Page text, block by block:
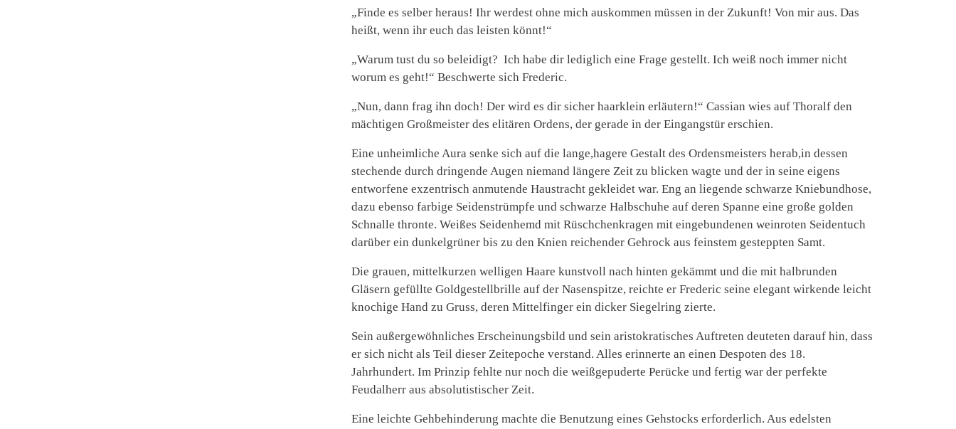
„Finde es selber heraus! Ihr werdest ohne mich auskommen müssen in der Zukunft! Von mir aus. Das
heißt, wenn ihr euch das leisten könnt!“
„Warum tust du so beleidigt? Ich habe dir lediglich eine Frage gestellt. Ich weiß noch immer nicht
worum es geht!“ Beschwerte sich Frederic.
„Nun, dann frag ihn doch! Der wird es dir sicher haarklein erläutern!“ Cassian wies auf Thoralf den
mächtigen Großmeister des elitären Ordens, der gerade in der Eingangstür erschien.
Eine unheimliche Aura senke sich auf die lange,hagere Gestalt des Ordensmeisters herab,in dessen
stechende durch dringende Augen niemand längere Zeit zu blicken wagte und der in seine eigens
entworfene exzentrisch anmutende Haustracht gekleidet war. Eng an liegende schwarze Kniebundhose,
dazu ebenso farbige Seidenstrümpfe und schwarze Halbschuhe auf deren Spanne eine große golden
Schnalle thronte. Weißes Seidenhemd mit Rüschchenkragen mit eingebundenen weinroten Seidentuch
darüber ein dunkelgrüner bis zu den Knien reichender Gehrock aus feinstem gesteppten Samt.
Die grauen, mittelkurzen welligen Haare kunstvoll nach hinten gekämmt und die mit halbrunden
Gläsern gefüllte Goldgestellbrille auf der Nasenspitze, reichte er Frederic seine elegant wirkende leicht
knochige Hand zu Gruss, deren Mittelfinger ein dicker Siegelring zierte.
Sein außergewöhnliches Erscheinungsbild und sein aristokratisches Auftreten deuteten darauf hin, dass
er sich nicht als Teil dieser Zeitepoche verstand. Alles erinnerte an einen Despoten des 18.
Jahrhundert. Im Prinzip fehlte nur noch die weißgepuderte Perücke und fertig war der perfekte
Feudalherr aus absolutistischer Zeit.
Eine leichte Gehbehinderung machte die Benutzung eines Gehstocks erforderlich. Aus edelsten